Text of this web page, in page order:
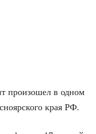
произошел в одном
края РФ.